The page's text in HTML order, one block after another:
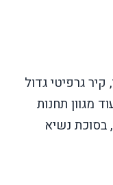
גרפיטי גדול
מגוון תחנות
בסוכת נשיא